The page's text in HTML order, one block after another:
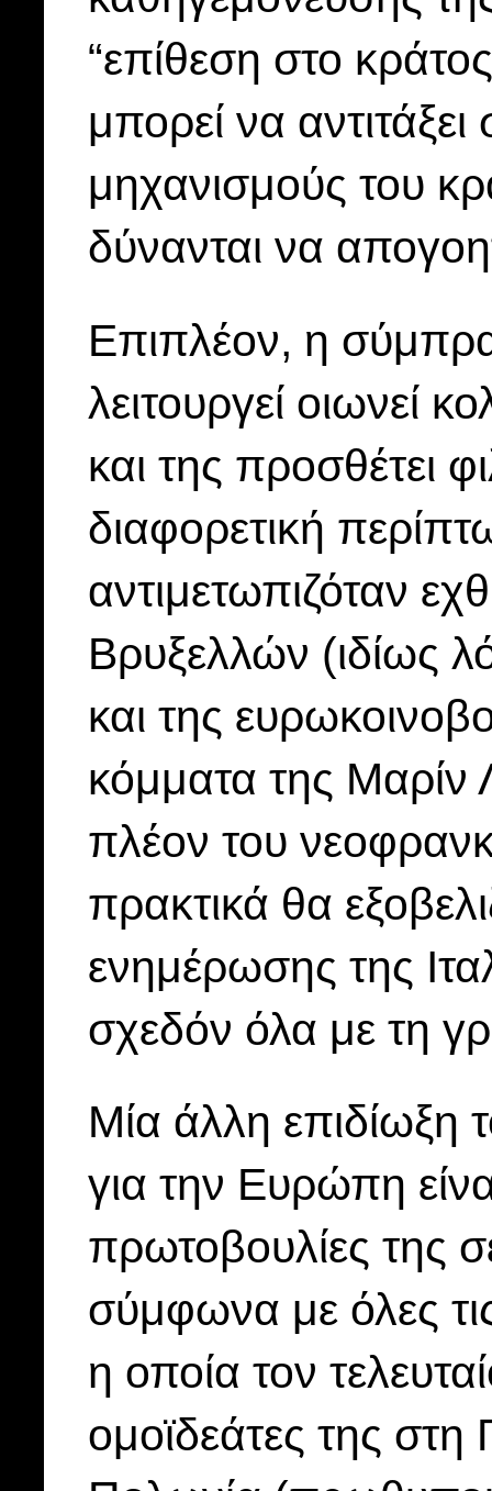
“επίθεση στο
μπορεί να
μηχανισμούς του
δύνανται να
Επιπλέον, η
λειτουργεί οιωνεί
και της προσθέτει
διαφορετική
αντιμετωπιζόταν
Βρυξελλών (ιδίως
και της
κόμματα της Μαρίν
πλέον του
πρακτικά θα
ενημέρωσης της
σχεδόν όλα με τη
Μία άλλη επιδίωξη
για την Ευρώπη
πρωτοβουλίες της
σύμφωνα με όλες
η οποία τον
ομοϊδεάτες της